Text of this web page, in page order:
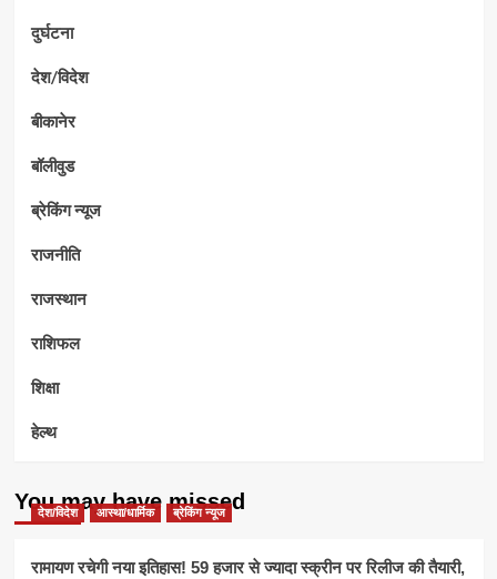
दुर्घटना
देश/विदेश
बीकानेर
बॉलीवुड
ब्रेकिंग न्यूज
राजनीति
राजस्थान
राशिफल
शिक्षा
हेल्थ
You may have missed
देश/विदेश आस्था/धार्मिक ब्रेकिंग न्यूज
रामायण रचेगी नया इतिहास! 59 हजार से ज्यादा स्क्रीन पर रिलीज की तैयारी,